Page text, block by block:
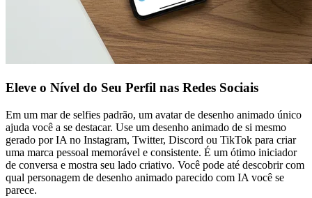
Eleve o Nível do Seu Perfil nas Redes Sociais
Em um mar de selfies padrão, um avatar de desenho animado único
ajuda você a se destacar. Use um desenho animado de si mesmo
gerado por IA no Instagram, Twitter, Discord ou TikTok para criar
uma marca pessoal memorável e consistente. É um ótimo iniciador
de conversa e mostra seu lado criativo. Você pode até descobrir com
qual personagem de desenho animado parecido com IA você se
parece.